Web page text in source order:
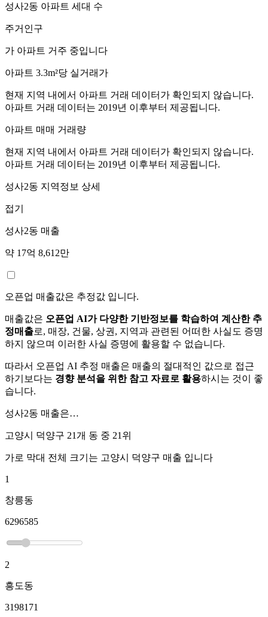
성사2동 아파트 세대 수
주거인구
가 아파트 거주 중입니다
아파트 3.3m²당 실거래가
현재 지역 내에서 아파트 거래 데이터가 확인되지 않습니다.
아파트 거래 데이터는 2019년 이후부터 제공됩니다.
아파트 매매 거래량
현재 지역 내에서 아파트 거래 데이터가 확인되지 않습니다.
아파트 거래 데이터는 2019년 이후부터 제공됩니다.
성사2동 지역정보 상세
접기
성사2동 매출
약 17억 8,612만
오픈업 매출값은 추정값 입니다.
매출값은 오픈업 AI가 다양한 기반정보를 학습하여 계산한 추
정매출로, 매장, 건물, 상권, 지역과 관련된 어떠한 사실도 증명
하지 않으며 이러한 사실 증명에 활용할 수 없습니다.
따라서 오픈업 AI 추정 매출은 매출의 절대적인 값으로 접근
하기보다는 경향 분석을 위한 참고 자료로 활용하시는 것이 좋
습니다.
성사2동 매출은…
고양시 덕양구 21개 동 중 21위
가로 막대 전체 크기는 고양시 덕양구 매출 입니다
1
창릉동
6296585
2
흥도동
3198171